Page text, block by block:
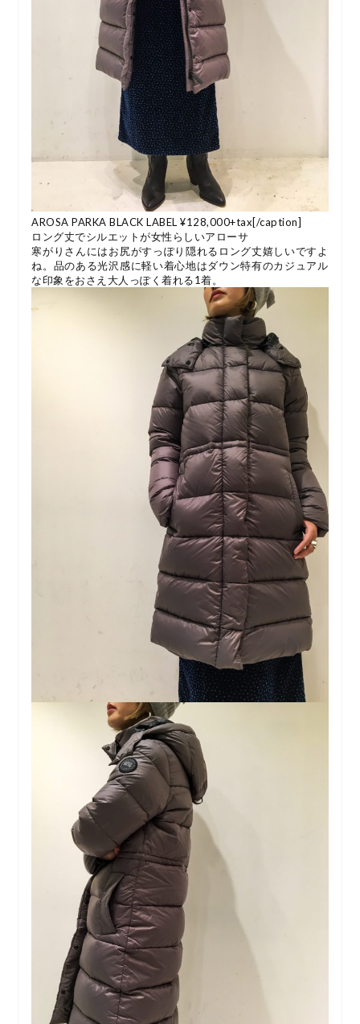
AROSA PARKA BLACK LABEL ¥128,000+tax[/caption]
ロング丈でシルエットが女性らしいアローサ
寒がりさんにはお尻がすっぽり隠れるロング丈嬉しいですよ
ね。品のある光沢感に軽い着心地はダウン特有のカジュアル
な印象をおさえ大人っぽく着れる1着。